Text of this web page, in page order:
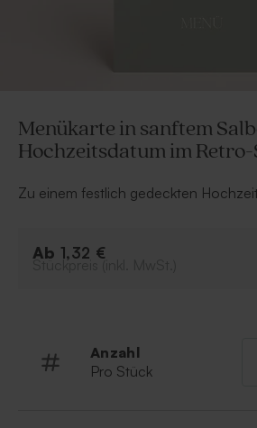
Menükarte in sanftem
Hochzeitsdatum im
Zu einem festlich gedeckten
Sie gibt den Gästen bereits einen
Appetit!
Ab 1,32 €
Anzahl
Pro Stück